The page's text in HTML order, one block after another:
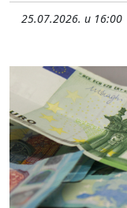
25.07.2026. u 16:00